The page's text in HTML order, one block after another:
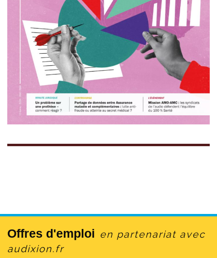
Offres d'emploi en partenariat avec
audixion.fr